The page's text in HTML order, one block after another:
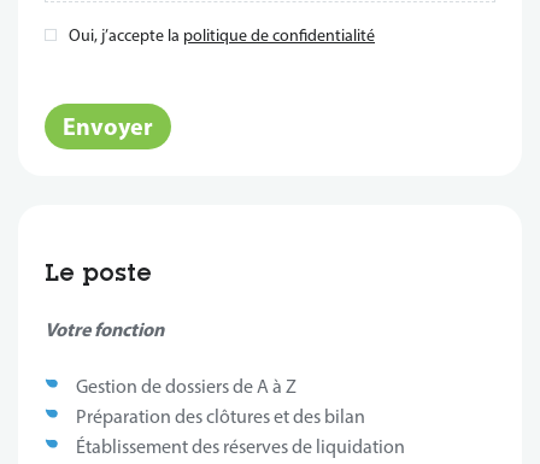
Oui, j’accepte la politique de confidentialité
Envoyer
Le poste
Votre fonction
Gestion de dossiers de A à Z
Préparation des clôtures et des bilan
Établissement des réserves de liquidation